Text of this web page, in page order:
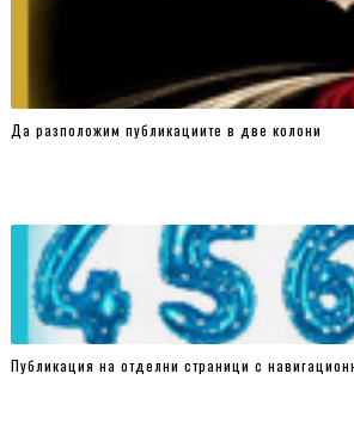
Да разположим публикациите в две колони
Публикация на отделни страници с